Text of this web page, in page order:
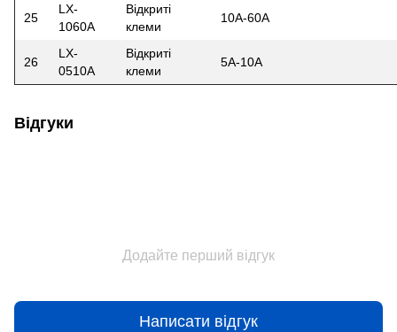
25
LX-
1060A
Відкриті
клеми
10A-60A
26
LX-
0510A
Відкриті
клеми
5A-10A
Відгуки
Додайте перший відгук
Написати відгук